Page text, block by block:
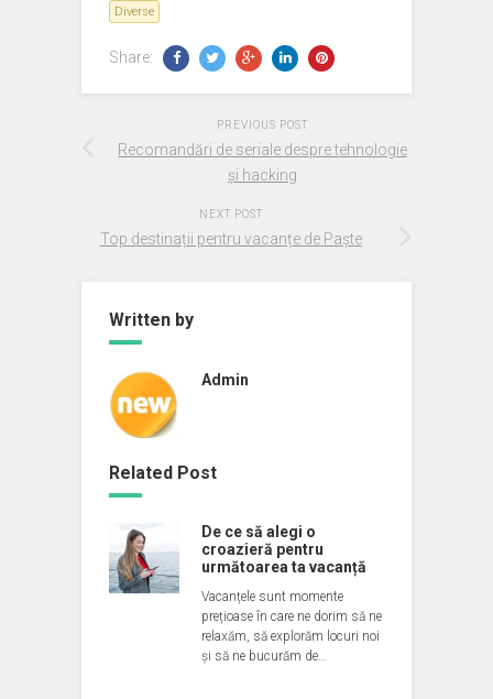
Diverse
Share:
PREVIOUS POST
Recomandări de seriale despre tehnologie
și hacking
NEXT POST
Top destinații pentru vacanțe de Paște
Written by
Admin
Related Post
De ce să alegi o
croazieră pentru
următoarea ta vacanță
Vacanțele sunt momente
prețioase în care ne dorim să ne
relaxăm, să explorăm locuri noi
și să ne bucurăm de…